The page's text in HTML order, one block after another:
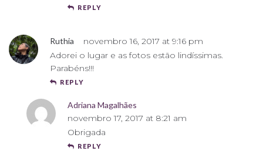
REPLY
Ruthia
novembro 16, 2017 at 9:16 pm
Adorei o lugar e as fotos estão lindíssimas.
Parabéns!!!
REPLY
Adriana Magalhães
novembro 17, 2017 at 8:21 am
Obrigada
REPLY